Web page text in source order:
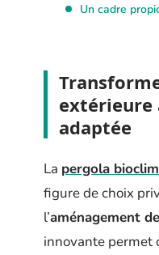
Un cadre
extérieure
adaptée
La pergola
figure de choix
l’aménagement
innovante permet